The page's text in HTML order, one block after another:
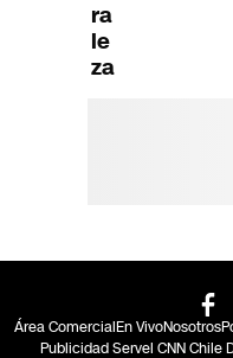
ra
le
za
Área ComercialEn VivoNosotros
Publicidad Servel CNN Chile